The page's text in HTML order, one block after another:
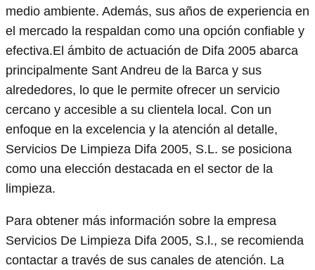
medio ambiente. Además, sus años de experiencia en
el mercado la respaldan como una opción confiable y
efectiva.El ámbito de actuación de Difa 2005 abarca
principalmente Sant Andreu de la Barca y sus
alrededores, lo que le permite ofrecer un servicio
cercano y accesible a su clientela local. Con un
enfoque en la excelencia y la atención al detalle,
Servicios De Limpieza Difa 2005, S.L. se posiciona
como una elección destacada en el sector de la
limpieza.
Para obtener más información sobre la empresa
Servicios De Limpieza Difa 2005, S.l., se recomienda
contactar a través de sus canales de atención. La